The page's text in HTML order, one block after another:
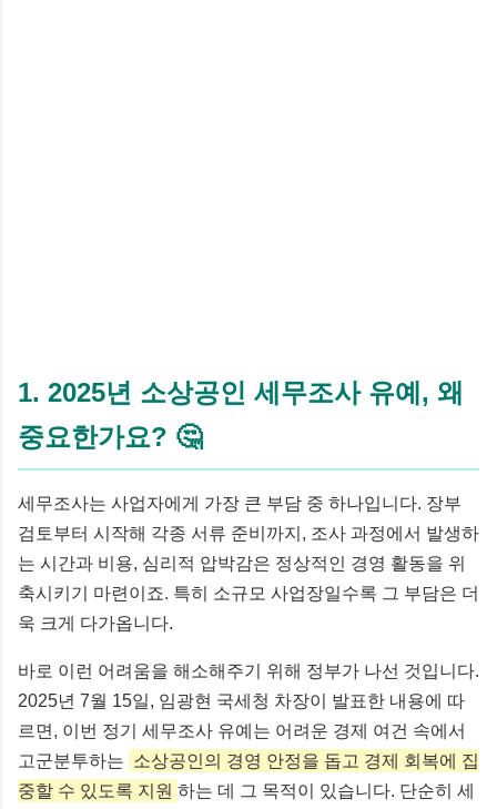
1. 2025년 소상공인 세무조사 유예, 왜
중요한가요? 🤔
세무조사는 사업자에게 가장 큰 부담 중 하나입니다. 장부
검토부터 시작해 각종 서류 준비까지, 조사 과정에서 발생하
는 시간과 비용, 심리적 압박감은 정상적인 경영 활동을 위
축시키기 마련이죠. 특히 소규모 사업장일수록 그 부담은 더
욱 크게 다가옵니다.
바로 이런 어려움을 해소해주기 위해 정부가 나선 것입니다.
2025년 7월 15일, 임광현 국세청 차장이 발표한 내용에 따
르면, 이번 정기 세무조사 유예는 어려운 경제 여건 속에서
고군분투하는 소상공인의 경영 안정을 돕고 경제 회복에 집
중할 수 있도록 지원 하는 데 그 목적이 있습니다. 단순히 세